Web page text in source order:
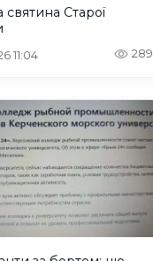
святина Старої
11:04 289